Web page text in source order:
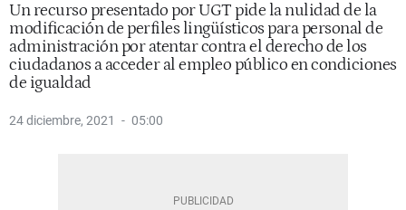
Un recurso presentado por UGT pide la nulidad de la
modificación de perfiles lingüísticos para personal de
administración por atentar contra el derecho de los
ciudadanos a acceder al empleo público en condiciones
de igualdad
24 diciembre, 2021 05:00